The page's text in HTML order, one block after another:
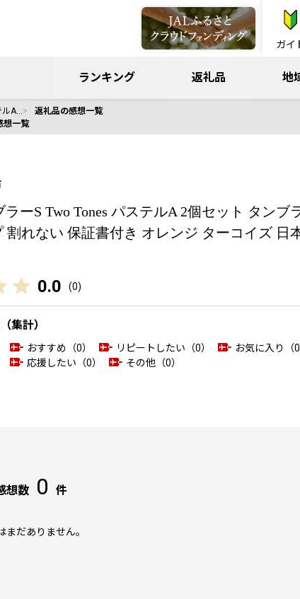
ガイ
ランキング 返礼品 地
ルA…
返礼品の感想一覧
想一覧
ーS Two Tones パステルA 2個セット タンブ
割れない 保証書付き オレンジ ターコイズ 日
0.0 (0)
集計）
おすすめ（0） リピートしたい（0） お気に入り（0
応援したい（0） その他（0）
想数 0 件
まだありません。